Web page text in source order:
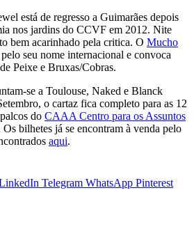
está de regresso a Guimarães depois
nos jardins do CCVF em 2012. Nite
bem acarinhado pela critica. O Mucho
seu nome internacional e convoca
Peixe e Bruxas/Cobras.
se a Toulouse, Naked e Blanck
o cartaz fica completo para as 12
do CAAA Centro para os Assuntos
Os bilhetes já se encontram à venda pelo
aqui.
Telegram WhatsApp Pinterest